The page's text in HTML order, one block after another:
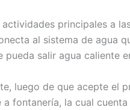
actividades principales a
al sistema de agua
pueda salir agua caliente
luego de que acepte el
a fontanería, la cual